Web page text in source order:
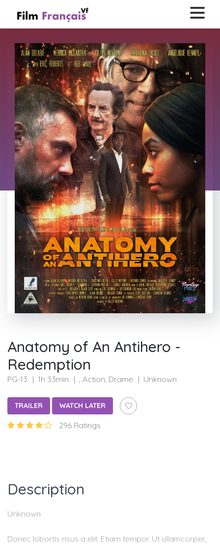
Anatomy of An Antihero -
Redemption
PG-13 1h 33min , Action, Drame Unknown
TRAILER WATCH LATER
296 Ratings
Description
Unknown
Donec lobortis risus a elit. Etiam tempor. Ut ullamcorper,